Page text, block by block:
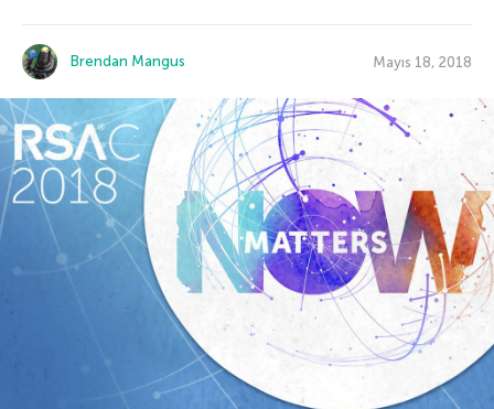
Brendan Mangus Mayıs 18, 2018